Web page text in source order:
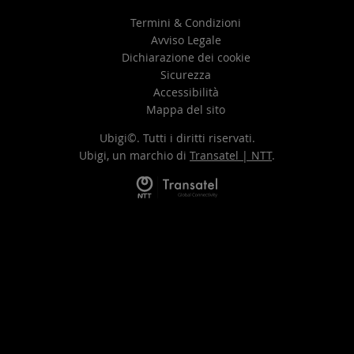
Termini & Condizioni
Avviso Legale
Dichiarazione dei cookie
Sicurezza
Accessibilità
Mappa del sito
Ubigi©. Tutti i diritti riservati.
Ubigi, un marchio di Transatel | NTT.